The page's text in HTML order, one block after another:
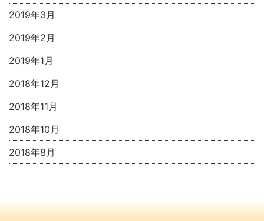
2019年3月
2019年2月
2019年1月
2018年12月
2018年11月
2018年10月
2018年8月